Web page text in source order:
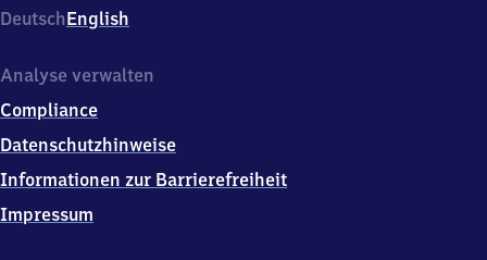
13,
2
4
7
Hamburg
DeutschEnglish
Analyse verwalten
Compliance
Datenschutzhinweise
Informationen zur Barrierefreiheit
Impressum